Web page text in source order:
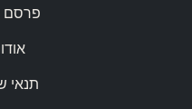
פרסם
תנאי